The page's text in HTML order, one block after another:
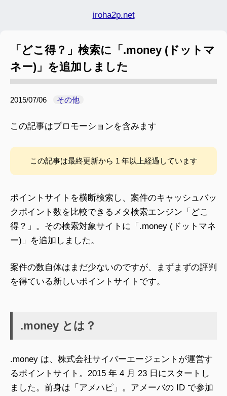
「どこ得？」検索に「.money (ドットマ
ネー)」を追加しました
2015/07/06 その他
この記事はプロモーションを含みます
この記事は最終更新から 1 年以上経過しています
ポイントサイトを横断検索し、案件のキャッシュバッ
クポイント数を比較できるメタ検索エンジン「どこ
得？」。その検索対象サイトに「.money (ドットマネ
ー)」を追加しました。
案件の数自体はまだ少ないのですが、まずまずの評判
を得ている新しいポイントサイトです。
.money とは？
.money は、株式会社サイバーエージェントが運営す
るポイントサイト。2015 年 4 月 23 日にスタートし
ました。前身は「アメハピ」。アメーバの ID で参加
iroha2p.net